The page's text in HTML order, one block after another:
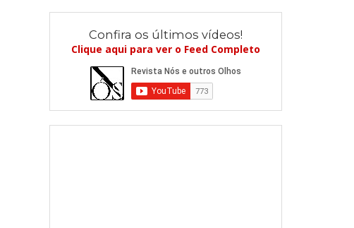
Confira os últimos vídeos!
Clique aqui para ver o Feed Completo